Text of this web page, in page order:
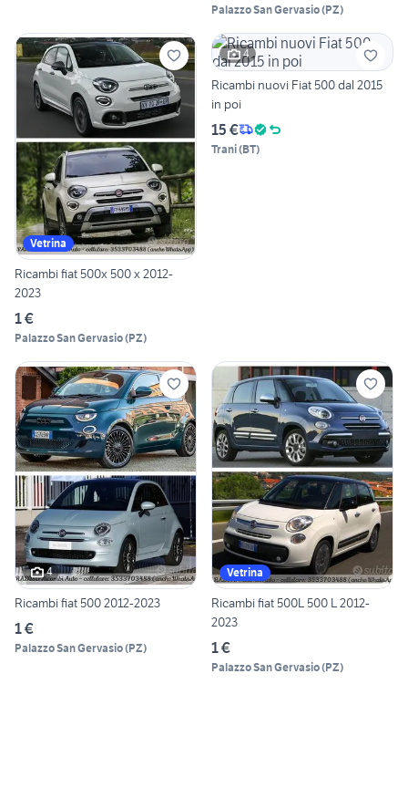
Palazzo San Gervasio(PZ)
Vetrina
Ricambi fiat 500x 500 x 2012-
2023
1 €
Palazzo San Gervasio(PZ)
4
Ricambi nuovi Fiat 500 dal 2015
in poi
15 €
Trani(BT)
4
Ricambi fiat 500 2012-2023
1 €
Palazzo San Gervasio(PZ)
Vetrina
Ricambi fiat 500L 500 L 2012-
2023
1 €
Palazzo San Gervasio(PZ)